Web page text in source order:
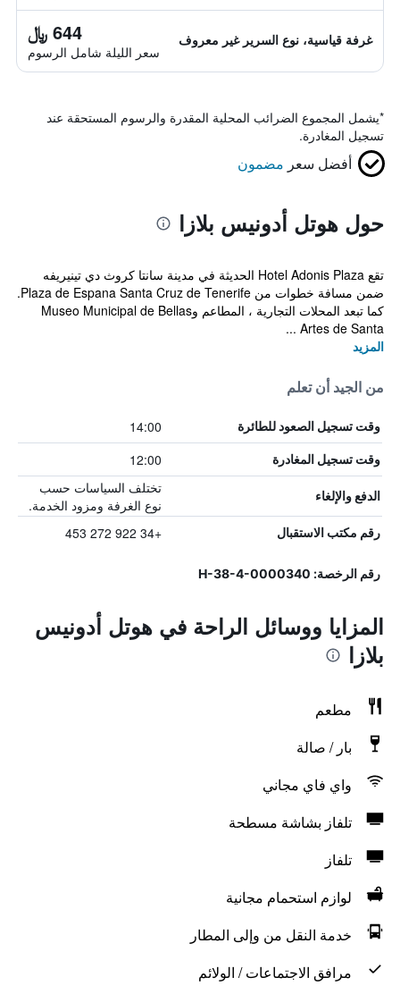
غرفة قياسية، نوع السرير غير معروف 644 ﷼
سعر الليلة شامل الرسوم
*يشمل المجموع الضرائب المحلية المقدرة والرسوم المستحقة عند
تسجيل المغادرة.
أفضل سعر مضمون
حول هوتل أدونيس بلازا
تقع Hotel Adonis Plaza الحديثة في مدينة سانتا كروث دي تينيريفه
ضمن مسافة خطوات من Plaza de Espana Santa Cruz de Tenerife.
كما تبعد المحلات التجارية ، المطاعم وMuseo Municipal de Bellas
Artes de Santa ...
المزيد
من الجيد أن تعلم
وقت تسجيل الصعود للطائرة 14:00
وقت تسجيل المغادرة 12:00
الدفع والإلغاء
تختلف السياسات حسب
نوع الغرفة ومزود الخدمة.
رقم مكتب الاستقبال +34 922 272 453
رقم الرخصة: H-38-4-0000340
المزايا ووسائل الراحة في هوتل أدونيس
بلازا
مطعم
بار / صالة
واي فاي مجاني
تلفاز بشاشة مسطحة
تلفاز
لوازم استحمام مجانية
خدمة النقل من وإلى المطار
مرافق الاجتماعات / الولائم